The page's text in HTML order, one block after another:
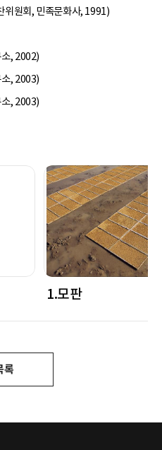
위원회, 민족문화사, 1991)
, 2002)
, 2003)
, 2003)
1.모판
록